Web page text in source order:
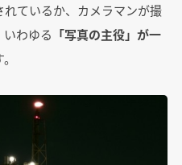
ているか、カメラマンが撮
わゆる 「写真の主役」が一